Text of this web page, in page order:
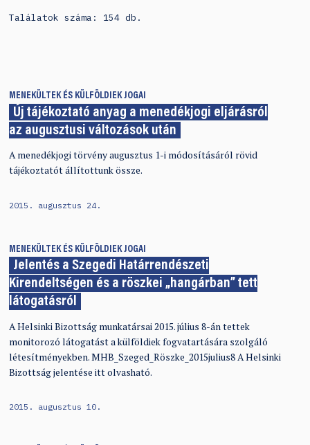
Találatok száma: 154 db.
MENEKÜLTEK ÉS KÜLFÖLDIEK JOGAI
Új tájékoztató anyag a menedékjogi eljárásról
az augusztusi változások után
A menedékjogi törvény augusztus 1-i módosításáról rövid
tájékoztatót állítottunk össze.
2015. augusztus 24.
MENEKÜLTEK ÉS KÜLFÖLDIEK JOGAI
Jelentés a Szegedi Határrendészeti
Kirendeltségen és a röszkei „hangárban” tett
látogatásról
A Helsinki Bizottság munkatársai 2015. július 8-án tettek
monitorozó látogatást a külföldiek fogvatartására szolgáló
létesítményekben. MHB_Szeged_Röszke_2015julius8 A Helsinki
Bizottság jelentése itt olvasható.
2015. augusztus 10.